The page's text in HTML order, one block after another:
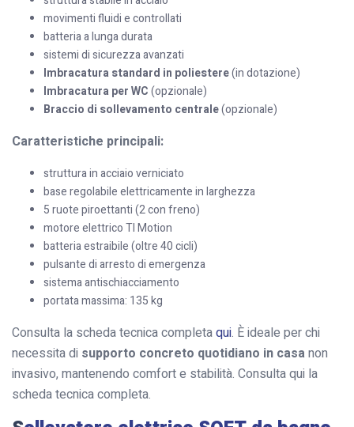
movimenti fluidi e controllati
batteria a lunga durata
sistemi di sicurezza avanzati
Imbracatura standard in poliestere(in dotazione)
Imbracatura per WC(opzionale)
Braccio di sollevamento centrale(opzionale)
Caratteristiche principali:
struttura in acciaio verniciato
base regolabile elettricamente in larghezza
5 ruote piroettanti (2 con freno)
motore elettrico TI Motion
batteria estraibile (oltre 40 cicli)
pulsante di arresto di emergenza
sistema antischiacciamento
portata massima: 135 kg
Consulta la scheda tecnica completaqui. È ideale per chi
necessita di supporto concreto quotidiano in casanon
invasivo, mantenendo comfort e stabilità. Consulta qui la
scheda tecnica completa.